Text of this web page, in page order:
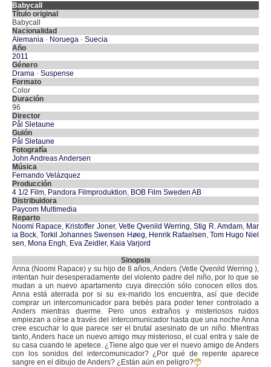
Babycall
Título original
Babycall
Nacionalidad
Alemania · Noruega · Suecia
Año
2011
Género
Drama · Suspense
Formato
Color
Duración
96
Director
Pål Sletaune
Guión
Pål Sletaune
Fotografía
John Andreas Andersen
Música
Fernando Velázquez
Producción
4 1/2 Film, Pandora Filmproduktion, BOB Film Sweden AB
Distribuidora
Paycom Multimedia
Reparto
Noomi Rapace, Kristoffer Joner, Vetle Qvenild Werring,Stig R. Amdam, Mar
ia Bock,Torkil Johannes Swensen Høeg, Henrik Rafaelsen, Tom Hugo Niel
sen, Mona Engh, Eva Zeidler, Kaia Varjord
Sinopsis
Anna (Noomi Rapace) y su hijo de 8 años, Anders (Vetle Qvenild Werring ),
intentan huir desesperadamente del violento padre del niño, por lo que se
mudan a un nuevo apartamento cuya dirección sólo conocen ellos dos.
Anna está aterrada por si su ex-marido los encuentra, así que decide
comprar un intercomunicador para bebés para poder tener controlado a
Anders mientras duerme. Pero unos extraños y misteriosos ruidos
empiezan a oírse a través del intercomunicador hasta que una noche Anna
cree escuchar lo que parece ser el brutal asesinato de un niño. Mientras
tanto, Anders hace un nuevo amigo muy misterioso, el cual entra y sale de
su casa cuando le apetece. ¿Tiene algo que ver el nuevo amigo de Anders
con los sonidos del intercomunicador? ¿Por qué de repente aparece
sangre en el dibujo de Anders? ¿Están aún en peligro?